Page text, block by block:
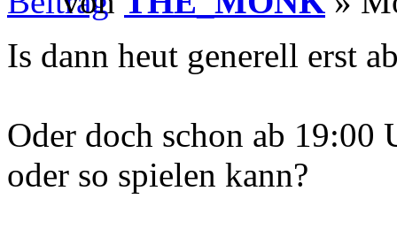
Is dann heut generell erst
Oder doch schon ab 19:00
oder so spielen kann?